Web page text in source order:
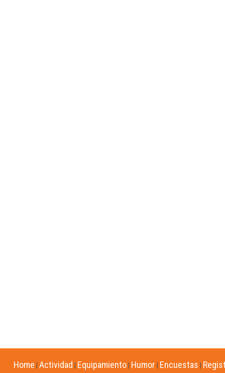
Home Actividad Equipamiento Humor Encuestas